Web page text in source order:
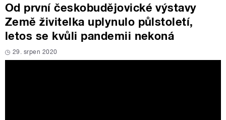
Od první českobudějovické výstavy
Země živitelka uplynulo půlstoletí,
letos se kvůli pandemii nekoná
29. srpen 2020